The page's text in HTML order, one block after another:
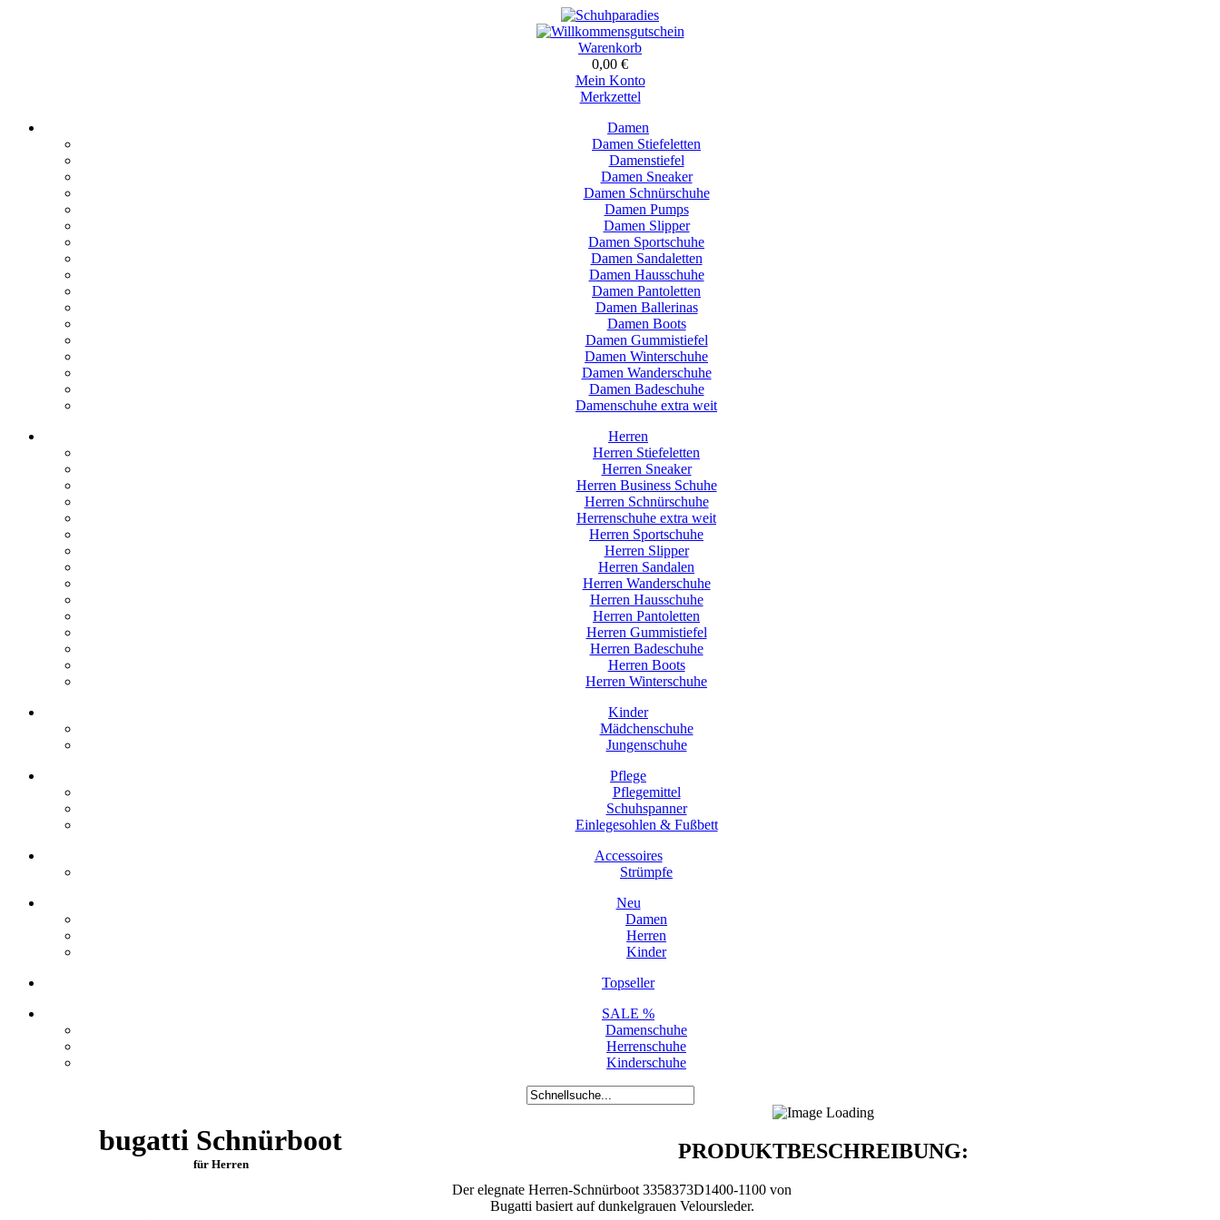
Warenkorb
0,00 €
Mein Konto
Merkzettel
Damen
Damen Stiefeletten
Damenstiefel
Damen Sneaker
Damen Schnürschuhe
Damen Pumps
Damen Slipper
Damen Sportschuhe
Damen Sandaletten
Damen Hausschuhe
Damen Pantoletten
Damen Ballerinas
Damen Boots
Damen Gummistiefel
Damen Winterschuhe
Damen Wanderschuhe
Damen Badeschuhe
Damenschuhe extra weit
Herren
Herren Stiefeletten
Herren Sneaker
Herren Business Schuhe
Herren Schnürschuhe
Herrenschuhe extra weit
Herren Sportschuhe
Herren Slipper
Herren Sandalen
Herren Wanderschuhe
Herren Hausschuhe
Herren Pantoletten
Herren Gummistiefel
Herren Badeschuhe
Herren Boots
Herren Winterschuhe
Kinder
Mädchenschuhe
Jungenschuhe
Pflege
Pflegemittel
Schuhspanner
Einlegesohlen & Fußbett
Accessoires
Strümpfe
Neu
Damen
Herren
Kinder
Topseller
SALE %
Damenschuhe
Herrenschuhe
Kinderschuhe
bugatti Schnürboot
für Herren
PRODUKTBESCHREIBUNG:
Der elegnate Herren-Schnürboot 3358373D1400-1100 von
Bugatti basiert auf dunkelgrauen Veloursleder.